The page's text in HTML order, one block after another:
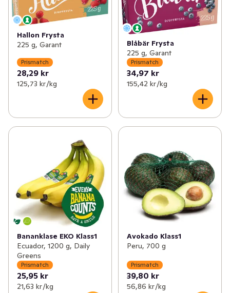
Hallon Frysta
225 g, Garant
Prismatch
28,29 kr
125,73 kr /kg
Blåbär Frysta
225 g, Garant
Prismatch
34,97 kr
155,42 kr /kg
Bananklase EKO Klass1
Ecuador, 1200 g, Daily
Greens
Prismatch
25,95 kr
21,63 kr /kg
Avokado Klass1
Peru, 700 g
Prismatch
39,80 kr
56,86 kr /kg